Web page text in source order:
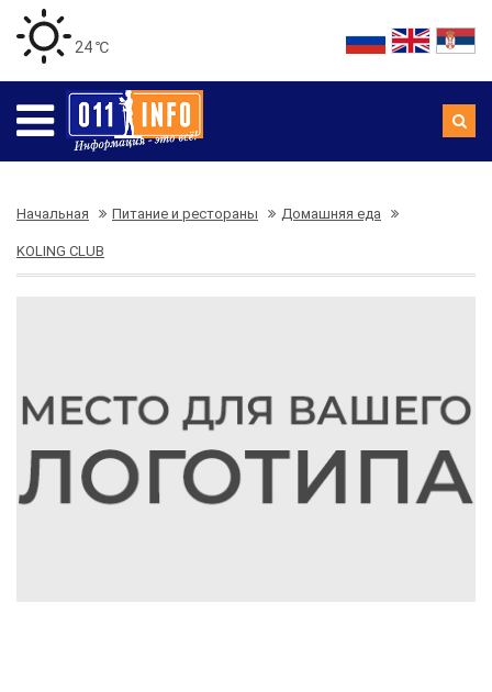
24 ℃
Начальная Питание и рестораны Домашняя еда
KOLING CLUB